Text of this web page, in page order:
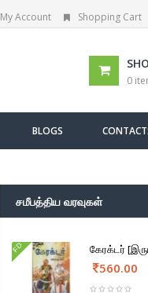
My Account Shopping Cart
0
BLOGS
சமீபத்திய வரவுகள்
FD கேரக்டர்
560.00